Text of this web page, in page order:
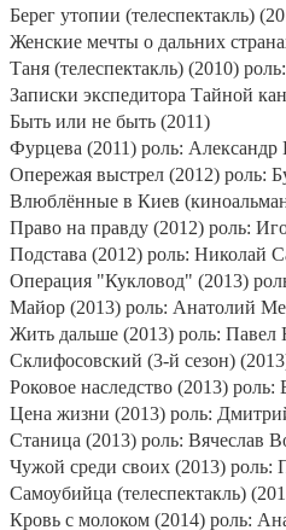
Берег утопии (телеспектакль)
Женские мечты о дальних
Таня (телеспектакль) (2010)
Записки экспедитора Тайной
Быть или не быть (2011)
Фурцева (2011) роль:
Опережая выстрел (2012) роль:
Влюблённые в Киев
Право на правду (2012) роль:
Подстава (2012) роль: Николай
Операция "Кукловод" (2013)
Майор (2013) роль: Анатолий
Жить дальше (2013) роль: Павел
Склифосовский (3-й сезон)
Роковое наследство (2013)
Цена жизни (2013) роль:
Станица (2013) роль: Вячеслав
Чужой среди своих (2013) роль:
Самоубийца (телеспектакль)
Кровь с молоком (2014) роль: